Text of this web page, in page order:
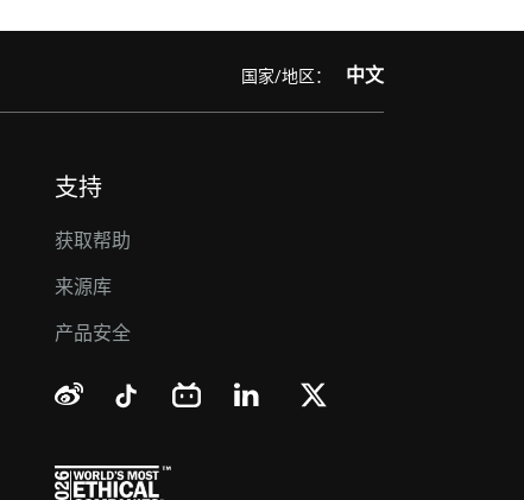
国家/地区： 中文
支持
获取帮助
来源库
产品安全